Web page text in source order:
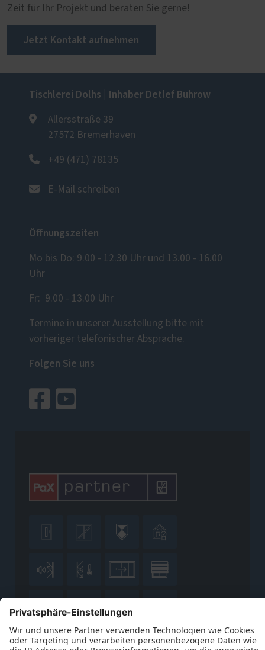
Zeit für Ihr Projekt und beraten Sie gerne!
Jetzt Kontakt aufnehmen
Tischlerei Dolhs | Inhaber Detlef Buhrow
Allersstraße 39
27572 Bremerhaven
+49 (471) 78135
E-Mail schreiben
Öffnungszeiten
Mo bis Do: 9.00 - 12.30 Uhr und 13.00 - 16.00
Uhr
Fr: 9.00 - 13.00 Uhr
Termine in unserer Ausstellung bitte mit
vorheriger telefonischer Absprache.
Folgen Sie uns
   
   
  